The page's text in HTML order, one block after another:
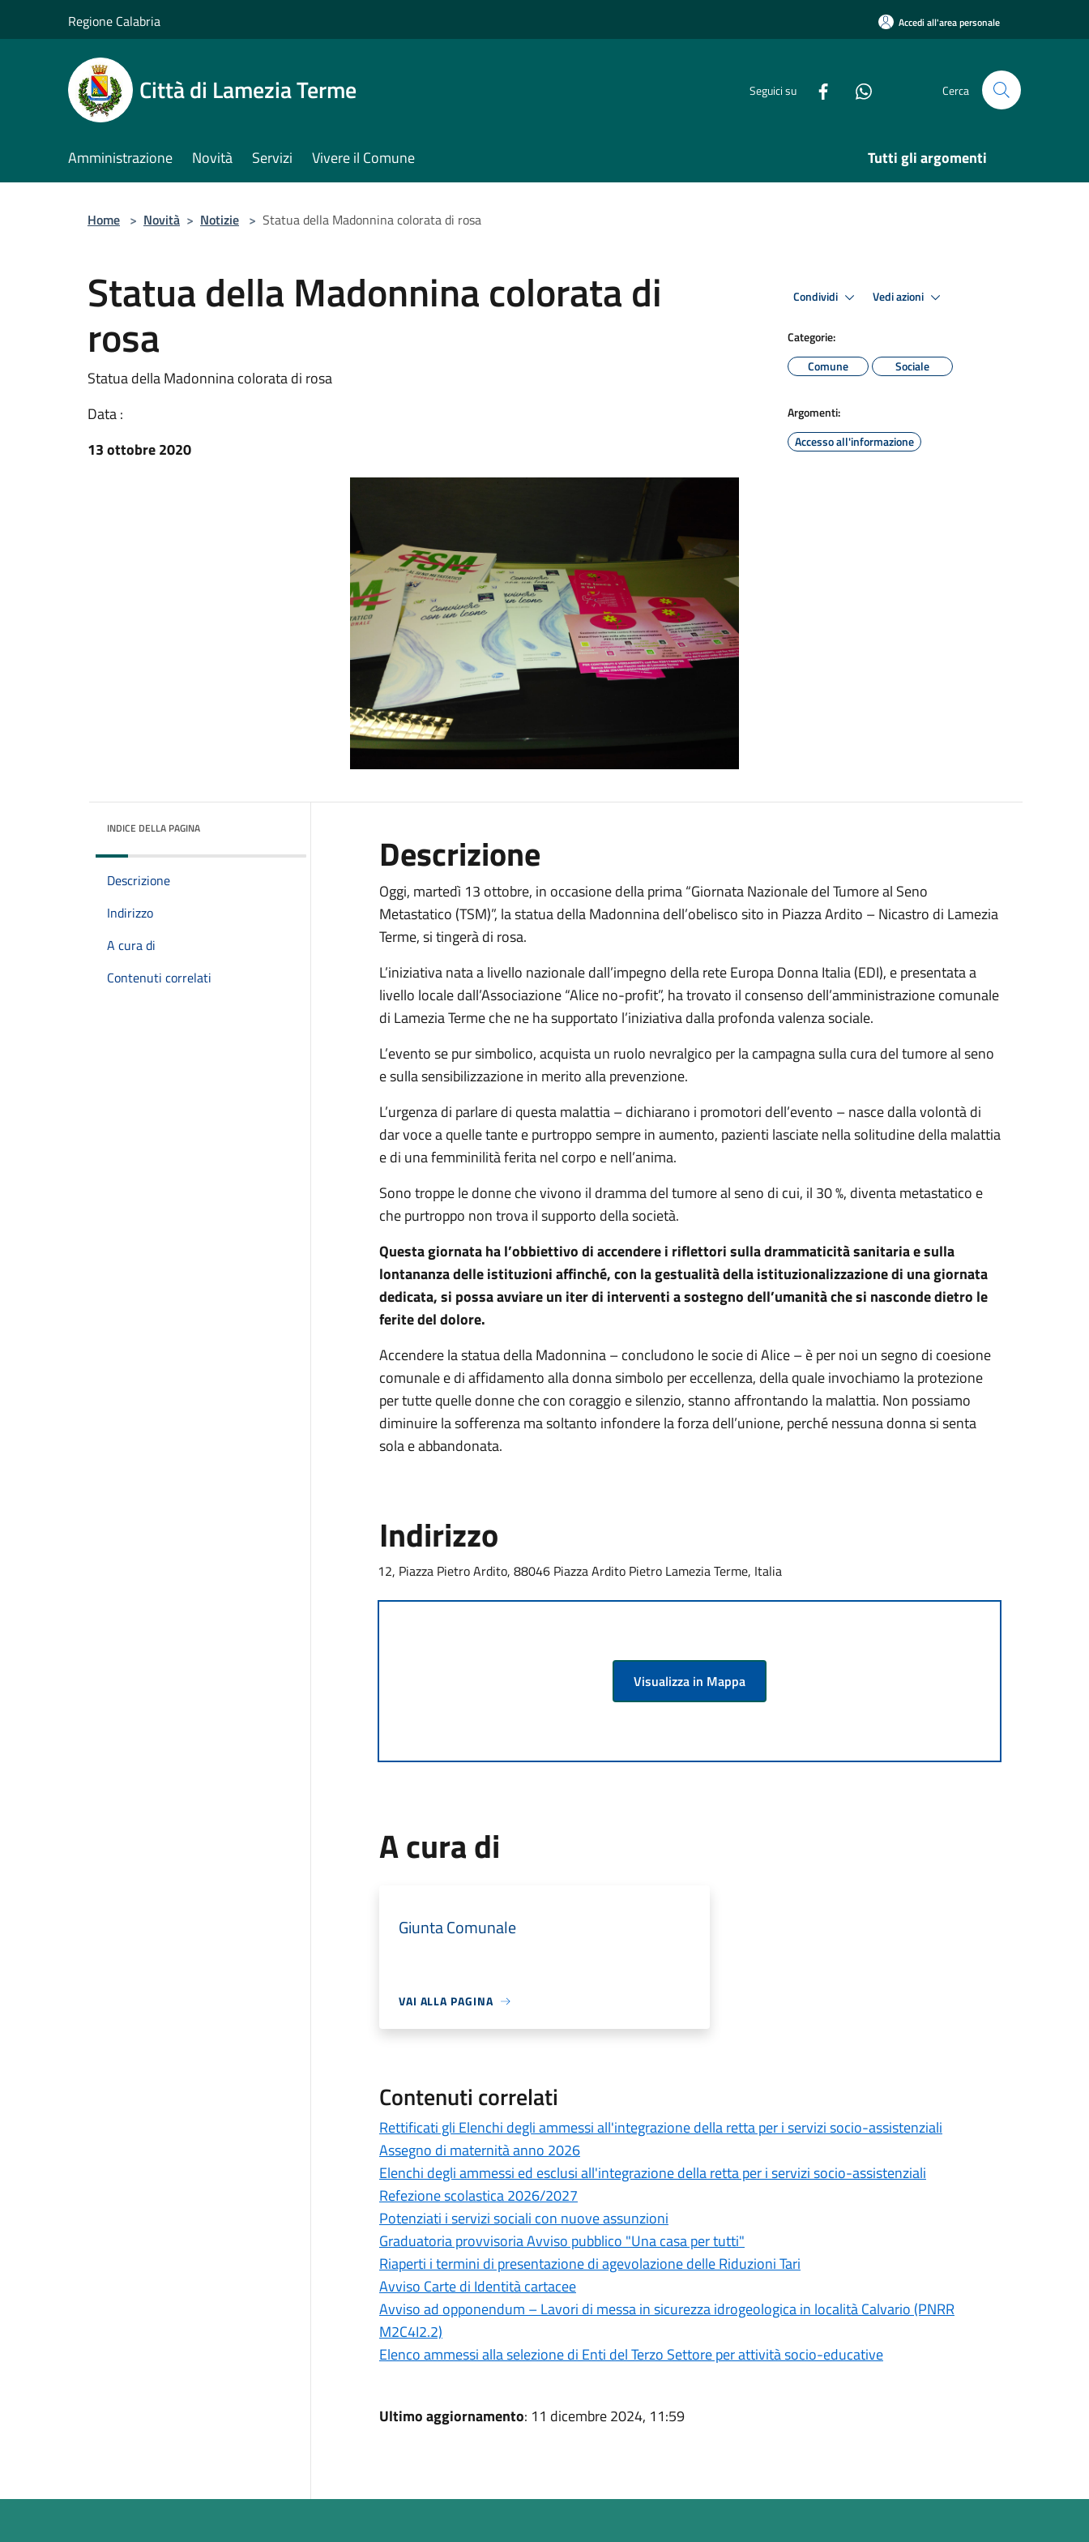
Regione Calabria Accedi all'area personale
Città di Lamezia Terme Seguici su Cerca
Amministrazione Novità Servizi Vivere il Comune Tutti gli argomenti
Home > Novità > Notizie > Statua della Madonnina colorata di rosa
Statua della Madonnina colorata di
rosa
Statua della Madonnina colorata di rosa
Data :
13 ottobre 2020
Condividi Vedi azioni
Categorie:
Comune
Sociale
Argomenti:
Accesso all'informazione
INDICE DELLA PAGINA
Descrizione
Indirizzo
A cura di
Contenuti correlati
Descrizione
Oggi, martedì 13 ottobre, in occasione della prima “Giornata Nazionale del Tumore al Seno
Metastatico (TSM)”, la statua della Madonnina dell’obelisco sito in Piazza Ardito – Nicastro di Lamezia
Terme, si tingerà di rosa.
L’iniziativa nata a livello nazionale dall’impegno della rete Europa Donna Italia (EDI), e presentata a
livello locale dall’Associazione “Alice no-profit”, ha trovato il consenso dell’amministrazione comunale
di Lamezia Terme che ne ha supportato l’iniziativa dalla profonda valenza sociale.
L’evento se pur simbolico, acquista un ruolo nevralgico per la campagna sulla cura del tumore al seno
e sulla sensibilizzazione in merito alla prevenzione.
L’urgenza di parlare di questa malattia – dichiarano i promotori dell’evento – nasce dalla volontà di
dar voce a quelle tante e purtroppo sempre in aumento, pazienti lasciate nella solitudine della malattia
e di una femminilità ferita nel corpo e nell’anima.
Sono troppe le donne che vivono il dramma del tumore al seno di cui, il 30 %, diventa metastatico e
che purtroppo non trova il supporto della società.
Questa giornata ha l’obbiettivo di accendere i riflettori sulla drammaticità sanitaria e sulla
lontananza delle istituzioni affinché, con la gestualità della istituzionalizzazione di una giornata
dedicata, si possa avviare un iter di interventi a sostegno dell’umanità che si nasconde dietro le
ferite del dolore.
Accendere la statua della Madonnina – concludono le socie di Alice – è per noi un segno di coesione
comunale e di affidamento alla donna simbolo per eccellenza, della quale invochiamo la protezione
per tutte quelle donne che con coraggio e silenzio, stanno affrontando la malattia. Non possiamo
diminuire la sofferenza ma soltanto infondere la forza dell’unione, perché nessuna donna si senta
sola e abbandonata.
Indirizzo
12, Piazza Pietro Ardito, 88046 Piazza Ardito Pietro Lamezia Terme, Italia
Visualizza in Mappa
A cura di
Giunta Comunale
VAI ALLA PAGINA
Contenuti correlati
Rettificati gli Elenchi degli ammessi all'integrazione della retta per i servizi socio-assistenziali
Assegno di maternità anno 2026
Elenchi degli ammessi ed esclusi all'integrazione della retta per i servizi socio-assistenziali
Refezione scolastica 2026/2027
Potenziati i servizi sociali con nuove assunzioni
Graduatoria provvisoria Avviso pubblico "Una casa per tutti"
Riaperti i termini di presentazione di agevolazione delle Riduzioni Tari
Avviso Carte di Identità cartacee
Avviso ad opponendum – Lavori di messa in sicurezza idrogeologica in località Calvario (PNRR
M2C4I2.2)
Elenco ammessi alla selezione di Enti del Terzo Settore per attività socio-educative
Ultimo aggiornamento: 11 dicembre 2024, 11:59